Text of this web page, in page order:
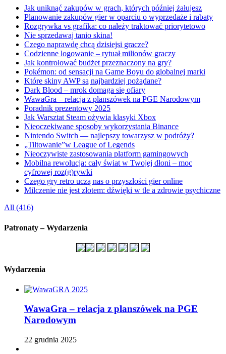
Jak uniknąć zakupów w grach, których później żałujesz
Planowanie zakupów gier w oparciu o wyprzedaże i rabaty
Rozgrywka vs grafika: co należy traktować priorytetowo
Nie sprzedawaj tanio skina!
Czego naprawdę chcą dzisiejsi gracze?
Codzienne logowanie – rytuał milionów graczy
Jak kontrolować budżet przeznaczony na gry?
Pokémon: od sensacji na Game Boyu do globalnej marki
Które skiny AWP są najbardziej pożądane?
Dark Blood – mrok domaga się ofiary
WawaGra – relacja z planszówek na PGE Narodowym
Poradnik prezentowy 2025
Jak Warsztat Steam ożywia klasyki Xbox
Nieoczekiwane sposoby wykorzystania Binance
Nintendo Switch — najlepszy towarzysz w podróży?
„Tiltowanie”w League of Legends
Nieoczywiste zastosowania platform gamingowych
Mobilna rewolucja: cały świat w Twojej dłoni – moc
cyfrowej roz(g)rywki
Czego gry retro uczą nas o przyszłości gier online
Milczenie nie jest złotem: dźwięki w tle a zdrowie psychiczne
All (416)
Patronaty – Wydarzenia
Wydarzenia
WawaGra – relacja z planszówek na PGE
Narodowym
22 grudnia 2025